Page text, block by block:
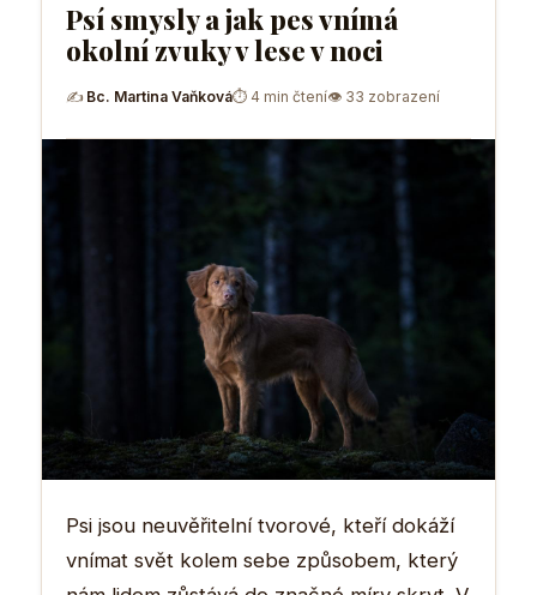
Psí smysly a jak pes vnímá
okolní zvuky v lese v noci
✍ Bc. Martina Vaňková⏱ 4 min čtení👁 33 zobrazení
Psi jsou neuvěřitelní tvorové, kteří dokáží
vnímat svět kolem sebe způsobem, který